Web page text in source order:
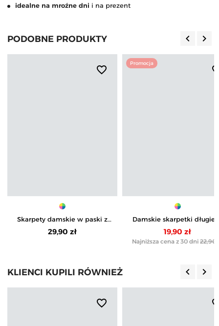
idealne na mroźne dni i na prezent
PODOBNE PRODUKTY keyboard_arrow_left keyboard_arrow_right
favorite_border
Skarpety damskie w paski z
wiskozy 3-pak
29,90 zł
Promocja
Damskie skarpetki długie
motyw pandy 3-pak
19,90 zł
Najniższa cena z 30 dni 22,90
KLIENCI KUPILI RÓWNIEŻ keyboard_arrow_left keyboard_arrow_right
favorite_border